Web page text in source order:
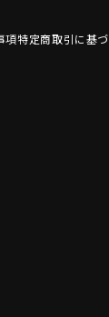
項特定商取引に基